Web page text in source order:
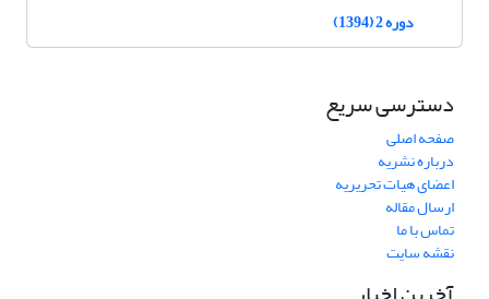
دوره 2 (1394)
دسترسی سریع
صفحه اصلی
درباره نشریه
اعضای هیات تحریریه
ارسال مقاله
تماس با ما
نقشه سایت